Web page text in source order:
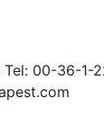
00-36-1-